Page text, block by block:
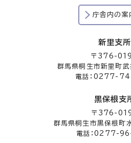
庁舎内の案
新里支所
〒376-
群馬県桐生市新里町
電話：0277-
黒保根支
〒376-
群馬県桐生市黒保根町
電話：0277-